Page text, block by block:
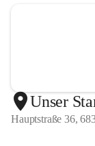
Unser
Hauptstraße 36,